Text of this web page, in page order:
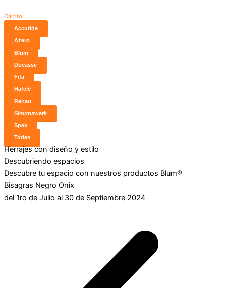
Carrito
Accuride
Azero
Blum
Ducasse
Fifa
Hafele
Rehau
Simonswerk
Spax
Todas
Herrajes con diseño y estilo
Descubriendo espacios
Descubre tu espacio con nuestros productos Blum®
Bisagras Negro Onix
del 1ro de Julio al 30 de Septiembre 2024